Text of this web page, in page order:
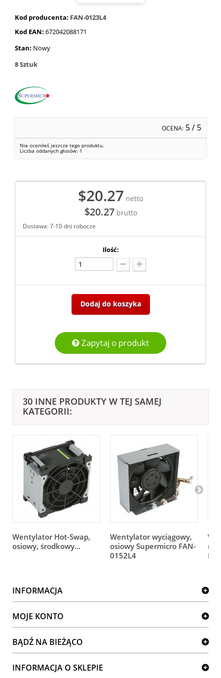
Kod producenta: FAN-0123L4
Kod EAN: 672042088171
Stan: Nowy
8Sztuk
OCENA: 5/ 5
Nie oceniłeś jeszcze tego produktu.
Liczba oddanych głosów: 1
$20.27 netto
$20.27brutto
Dostawa: 7-10 dni robocze
Ilość:
Dodaj do koszyka
Zapytaj o produkt
30 INNE PRODUKTY W TEJ SAMEJ
KATEGORII:
Wentylator Hot-Swap,
osiowy, środkowy...
Wentylator wyciągowy,
osiowy Supermicro FAN-
0152L4
INFORMACJA
MOJE KONTO
BĄDŹ NA BIEŻĄCO
INFORMACJA O SKLEPIE